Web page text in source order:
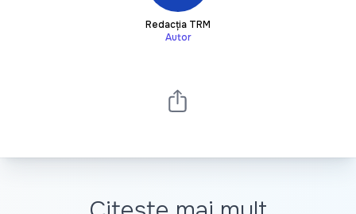
Redacția TRM
Autor